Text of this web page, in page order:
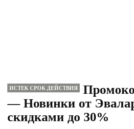
ИСТЕК СРОК ДЕЙСТВИЯ
— Новинки от
скидками до 30%